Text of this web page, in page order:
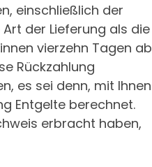
einschließlich der
der Lieferung als die
vierzehn Tagen ab
Rückzahlung
es sei denn, mit Ihnen
Entgelte berechnet.
erbracht haben,